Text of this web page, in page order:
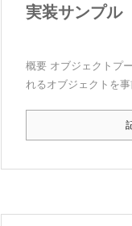
実装サンプル
概要 オブジェクトプ
れるオブジェクトを